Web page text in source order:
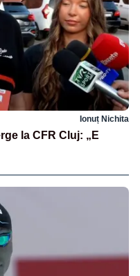
Ionuț Nichita
la CFR Cluj: „E